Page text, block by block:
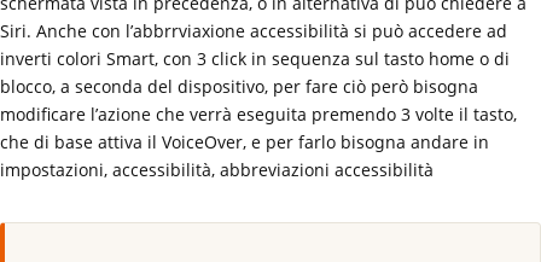
Siri. Anche con l’abbrrviaxione accessibilità si può accedere ad
inverti colori Smart, con 3 click in sequenza sul tasto home o di
blocco, a seconda del dispositivo, per fare ciò però bisogna
modificare l’azione che verrà eseguita premendo 3 volte il tasto,
che di base attiva il VoiceOver, e per farlo bisogna andare in
impostazioni, accessibilità, abbreviazioni accessibilità